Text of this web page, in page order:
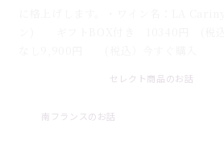
セレクト商品のお話
南フランスのお話